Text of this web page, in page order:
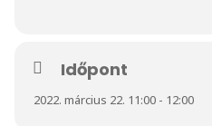
Időpont
2022. március 22. 11:00 - 12:00